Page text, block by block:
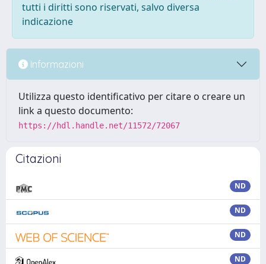
tutti i diritti sono riservati, salvo diversa
indicazione
Informazioni
Utilizza questo identificativo per citare o creare un
link a questo documento:
https://hdl.handle.net/11572/72067
Citazioni
ND
ND
ND
ND